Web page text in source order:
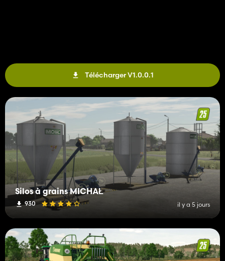
Télécharger V1.0.0.1
Silos à grains MICHAŁ
930 il y a 5 jours